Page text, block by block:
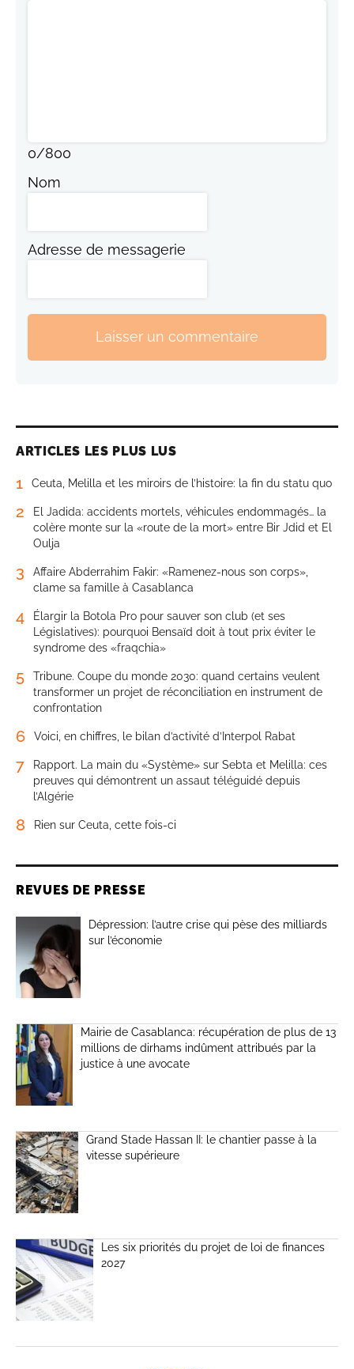
0/800
Nom
Adresse de messagerie
Laisser un commentaire
ARTICLES LES PLUS LUS
1 Ceuta, Melilla et les miroirs de l’histoire: la fin du statu quo
2
El Jadida: accidents mortels, véhicules endommagés… la
colère monte sur la «route de la mort» entre Bir Jdid et El
Oulja
3
Affaire Abderrahim Fakir: «Ramenez-nous son corps»,
clame sa famille à Casablanca
4
Élargir la Botola Pro pour sauver son club (et ses
Législatives): pourquoi Bensaïd doit à tout prix éviter le
syndrome des «fraqchia»
5
Tribune. Coupe du monde 2030: quand certains veulent
transformer un projet de réconciliation en instrument de
confrontation
6 Voici, en chiffres, le bilan d’activité d’Interpol Rabat
7
Rapport. La main du «Système» sur Sebta et Melilla: ces
preuves qui démontrent un assaut téléguidé depuis
l’Algérie
8 Rien sur Ceuta, cette fois-ci
REVUES DE PRESSE
Dépression: l’autre crise qui pèse des milliards
sur l’économie
Mairie de Casablanca: récupération de plus de 13
millions de dirhams indûment attribués par la
justice à une avocate
Grand Stade Hassan II: le chantier passe à la
vitesse supérieure
Les six priorités du projet de loi de finances
2027